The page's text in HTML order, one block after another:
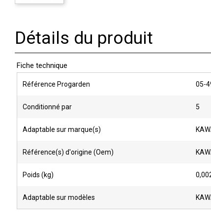
Détails du produit
Fiche technique
Référence Progarden 05-
Conditionné par 5
Adaptable sur marque(s)
Référence(s) d'origine (Oem)
Poids (kg)
Adaptable sur modèles